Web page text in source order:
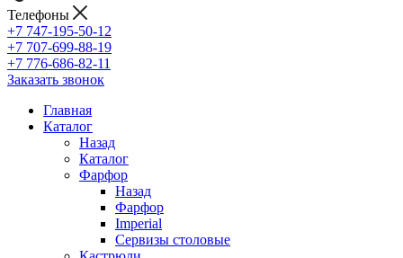
Телефоны
+7 747-195-50-12
+7 707-699-88-19
+7 776-686-82-11
Заказать звонок
Главная
Каталог
Назад
Каталог
Фарфор
Назад
Фарфор
Imperial
Сервизы столовые